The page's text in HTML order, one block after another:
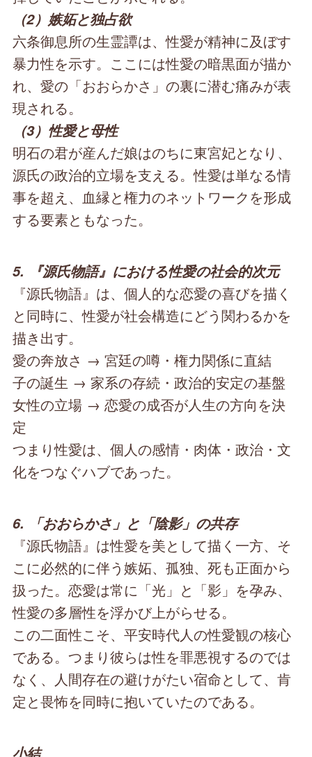
（2）嫉妬と独占欲
六条御息所の生霊譚は、性愛が精神に及ぼす
暴力性を示す。ここには性愛の暗黒面が描か
れ、愛の「おおらかさ」の裏に潜む痛みが表
現される。
（3）性愛と母性
明石の君が産んだ娘はのちに東宮妃となり、
源氏の政治的立場を支える。性愛は単なる情
事を超え、血縁と権力のネットワークを形成
する要素ともなった。
5. 『源氏物語』における性愛の社会的次元
『源氏物語』は、個人的な恋愛の喜びを描く
と同時に、性愛が社会構造にどう関わるかを
描き出す。
愛の奔放さ → 宮廷の噂・権力関係に直結
子の誕生 → 家系の存続・政治的安定の基盤
女性の立場 → 恋愛の成否が人生の方向を決
定
つまり性愛は、個人の感情・肉体・政治・文
化をつなぐハブであった。
6. 「おおらかさ」と「陰影」の共存
『源氏物語』は性愛を美として描く一方、そ
こに必然的に伴う嫉妬、孤独、死も正面から
扱った。恋愛は常に「光」と「影」を孕み、
性愛の多層性を浮かび上がらせる。
この二面性こそ、平安時代人の性愛観の核心
である。つまり彼らは性を罪悪視するのでは
なく、人間存在の避けがたい宿命として、肯
定と畏怖を同時に抱いていたのである。